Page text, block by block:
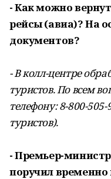
- Как можно
рейсы (авиа)? На
документов?
- В колл-центре
туристов. По всем
телефону: 8-800-
туристов).
- Премьер-
поручил временно